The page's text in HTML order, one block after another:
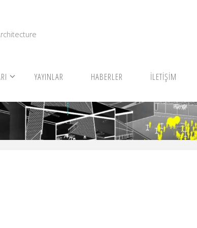
YAYINLAR HABERLER İLETİŞİM